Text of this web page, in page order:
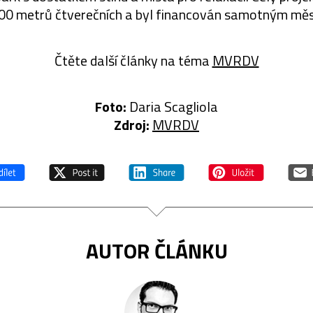
metrů čtverečních a byl financován samotným
Čtěte další články na téma MVRDV
Foto: Daria Scagliola
Zdroj: MVRDV
AUTOR ČLÁNKU